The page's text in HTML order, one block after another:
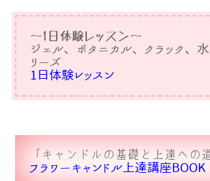
〜1日体験レッスン〜
ジェル、ボタニカル、クラック、
リーズ
1日体験レッスン
「キャンドルの基礎と上達への道
フラワーキャンドル上達講座BOOK